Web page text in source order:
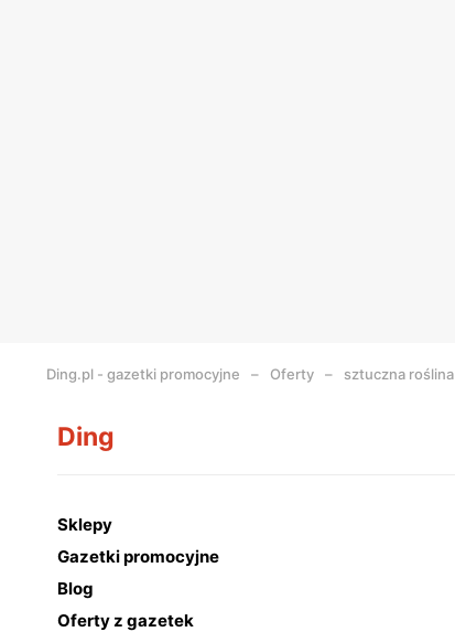
Ding.pl - gazetki promocyjne Oferty sztuczna roślina
Ding
Sklepy
Gazetki promocyjne
Blog
Oferty z gazetek